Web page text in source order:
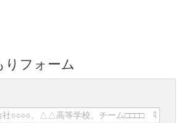
りフォーム